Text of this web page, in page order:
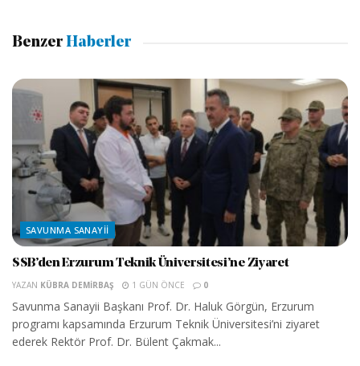
Benzer Haberler
SAVUNMA SANAYII
SSB’den Erzurum Teknik Üniversitesi’ne Ziyaret
YAZAN KÜBRA DEMIRBAŞ 1 GÜN ÖNCE 0
Savunma Sanayii Başkanı Prof. Dr. Haluk Görgün, Erzurum
programı kapsamında Erzurum Teknik Üniversitesi’ni ziyaret
ederek Rektör Prof. Dr. Bülent Çakmak...